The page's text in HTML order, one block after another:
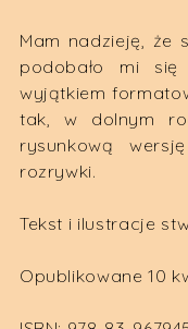
Mam nadzieję, że
podobało mi
wyjątkiem
tak, w dolnym
rysunkową
rozrywki.
Tekst i ilustracje
Opublikowane 10